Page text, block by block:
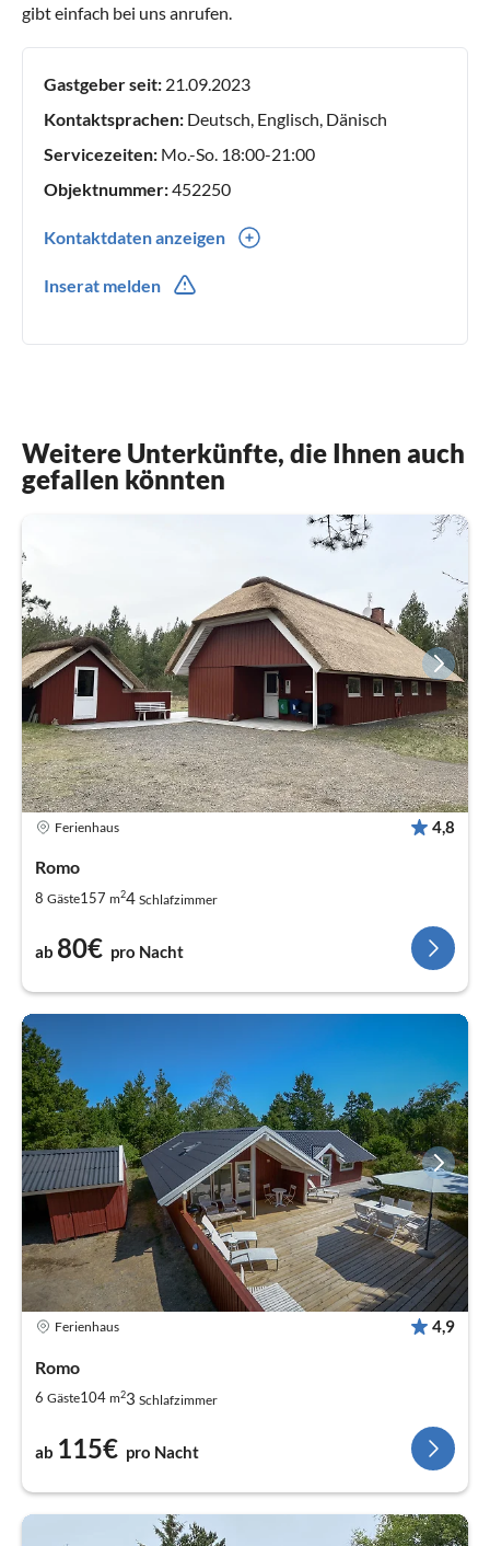
gibt einfach bei uns anrufen.
Gastgeber seit: 21.09.2023
Kontaktsprachen: Deutsch, Englisch, Dänisch
Servicezeiten: Mo.-So. 18:00-21:00
Objektnummer:452250
Kontaktdaten anzeigen
Inserat melden
Weitere Unterkünfte, die Ihnen auch
gefallen könnten
Ferienhaus 4,8
Romo
8 Gäste157 m24 Schlafzimmer
ab 80€ pro Nacht
Ferienhaus 4,9
Romo
6 Gäste104 m23 Schlafzimmer
ab 115€ pro Nacht